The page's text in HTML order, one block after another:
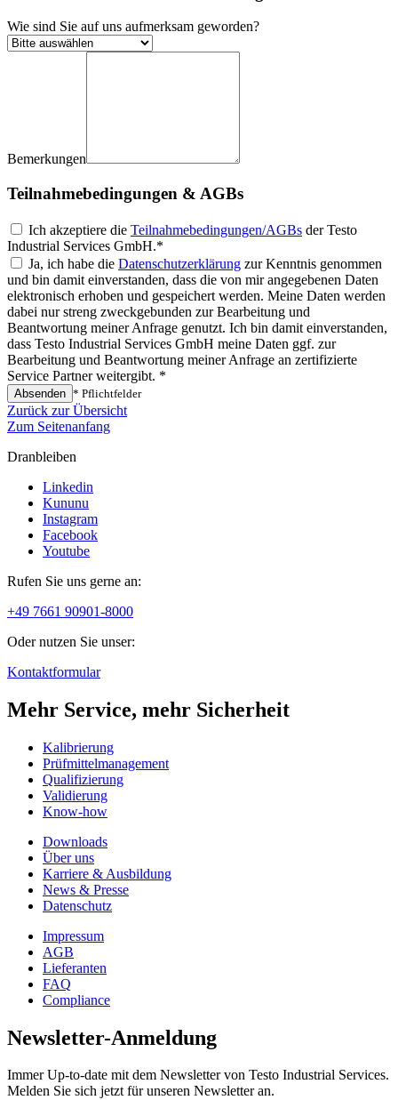
Wie sind Sie auf uns aufmerksam geworden?
Bemerkungen
Teilnahmebedingungen & AGBs
Ich akzeptiere die Teilnahmebedingungen/AGBs der Testo
Industrial Services GmbH.*
Ja, ich habe die Datenschutzerklärung zur Kenntnis genommen
und bin damit einverstanden, dass die von mir angegebenen Daten
elektronisch erhoben und gespeichert werden. Meine Daten werden
dabei nur streng zweckgebunden zur Bearbeitung und
Beantwortung meiner Anfrage genutzt. Ich bin damit einverstanden,
dass Testo Industrial Services GmbH meine Daten ggf. zur
Bearbeitung und Beantwortung meiner Anfrage an zertifizierte
Service Partner weitergibt. *
Absenden * Pflichtfelder
Zurück zur Übersicht
Zum Seitenanfang
Dranbleiben
Linkedin
Kununu
Instagram
Facebook
Youtube
Rufen Sie uns gerne an:
+49 7661 90901-8000
Oder nutzen Sie unser:
Kontaktformular
Mehr Service, mehr Sicherheit
Kalibrierung
Prüfmittelmanagement
Qualifizierung
Validierung
Know-how
Downloads
Über uns
Karriere & Ausbildung
News & Presse
Datenschutz
Impressum
AGB
Lieferanten
FAQ
Compliance
Newsletter-Anmeldung
Immer Up-to-date mit dem Newsletter von Testo Industrial Services.
Melden Sie sich jetzt für unseren Newsletter an.